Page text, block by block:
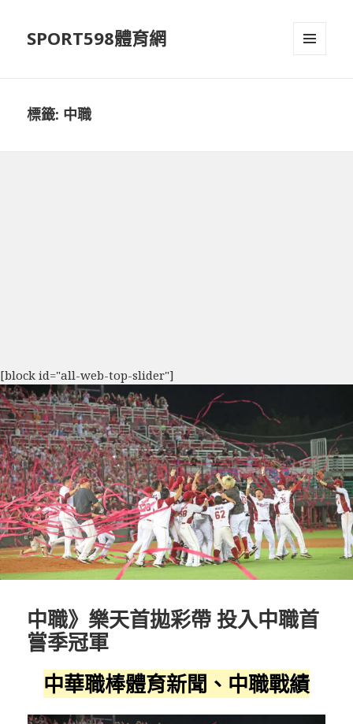
SPORT598體育網
標籤: 中職
[block id="all-web-top-slider"]
中職》樂天首拋彩帶 投入中職首
嘗季冠軍
中華職棒體育新聞、中職戰績